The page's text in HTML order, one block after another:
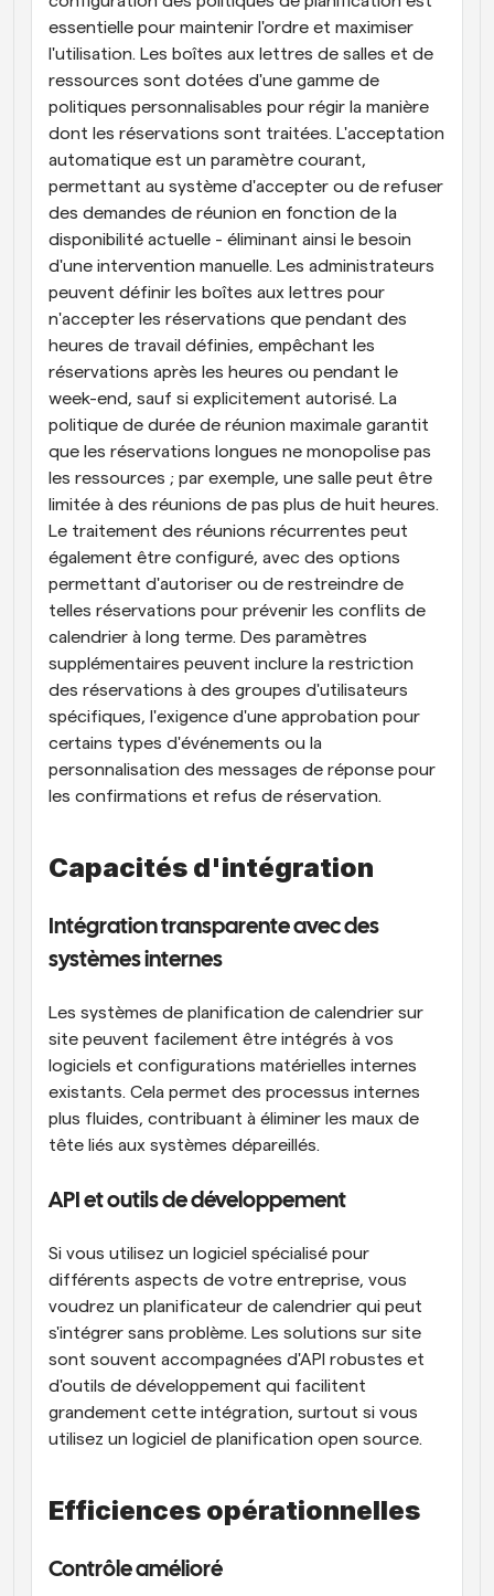
essentielle pour maintenir l'ordre et maximiser
l'utilisation. Les boîtes aux lettres de salles et de
ressources sont dotées d'une gamme de
politiques personnalisables pour régir la manière
dont les réservations sont traitées. L'acceptation
automatique est un paramètre courant,
permettant au système d'accepter ou de refuser
des demandes de réunion en fonction de la
disponibilité actuelle - éliminant ainsi le besoin
d'une intervention manuelle. Les administrateurs
peuvent définir les boîtes aux lettres pour
n'accepter les réservations que pendant des
heures de travail définies, empêchant les
réservations après les heures ou pendant le
week-end, sauf si explicitement autorisé. La
politique de durée de réunion maximale garantit
que les réservations longues ne monopolise pas
les ressources ; par exemple, une salle peut être
limitée à des réunions de pas plus de huit heures.
Le traitement des réunions récurrentes peut
également être configuré, avec des options
permettant d'autoriser ou de restreindre de
telles réservations pour prévenir les conflits de
calendrier à long terme. Des paramètres
supplémentaires peuvent inclure la restriction
des réservations à des groupes d'utilisateurs
spécifiques, l'exigence d'une approbation pour
certains types d'événements ou la
personnalisation des messages de réponse pour
les confirmations et refus de réservation.
Capacités d'intégration
Intégration transparente avec des
systèmes internes
Les systèmes de planification de calendrier sur
site peuvent facilement être intégrés à vos
logiciels et configurations matérielles internes
existants. Cela permet des processus internes
plus fluides, contribuant à éliminer les maux de
tête liés aux systèmes dépareillés.
API et outils de développement
Si vous utilisez un logiciel spécialisé pour
différents aspects de votre entreprise, vous
voudrez un planificateur de calendrier qui peut
s'intégrer sans problème. Les solutions sur site
sont souvent accompagnées d'API robustes et
d'outils de développement qui facilitent
grandement cette intégration, surtout si vous
utilisez un logiciel de planification open source.
Efficiences opérationnelles
Contrôle amélioré